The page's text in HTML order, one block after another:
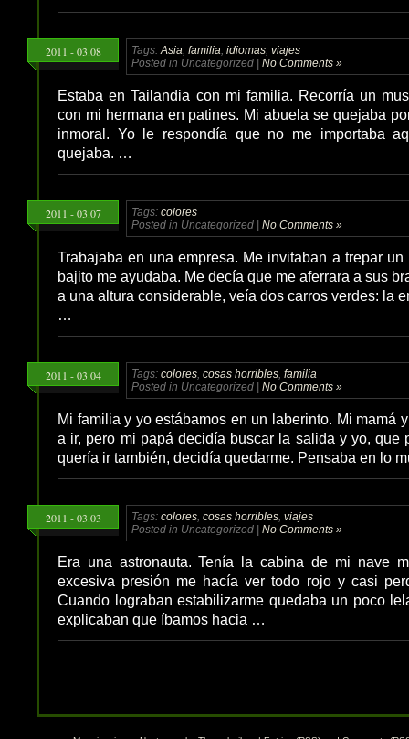
2011 - 03.08 Tags: Asia familia idiomas viajes
Posted in Uncategorized | No Comments »
Estaba en Tailandia con mi familia. Recorría un
con mi hermana en patines. Mi abuela se quejaba
inmoral. Yo le respondía que no me importaba
quejaba. …
2011 - 03.07 Tags: colores
Posted in Uncategorized | No Comments »
Trabajaba en una empresa. Me invitaban a trepar un
bajito me ayudaba. Me decía que me aferrara a sus
a una altura considerable, veía dos carros verdes: la
…
2011 - 03.04 Tags: colores cosas horribles familia
Posted in Uncategorized | No Comments »
Mi familia y yo estábamos en un laberinto. Mi mamá
a ir, pero mi papá decidía buscar la salida y yo, que
quería ir también, decidía quedarme. Pensaba en lo
2011 - 03.03 Tags: colores cosas horribles viajes
Posted in Uncategorized | No Comments »
Era una astronauta. Tenía la cabina de mi nave
excesiva presión me hacía ver todo rojo y casi
Cuando lograban estabilizarme quedaba un poco
explicaban que íbamos hacia …